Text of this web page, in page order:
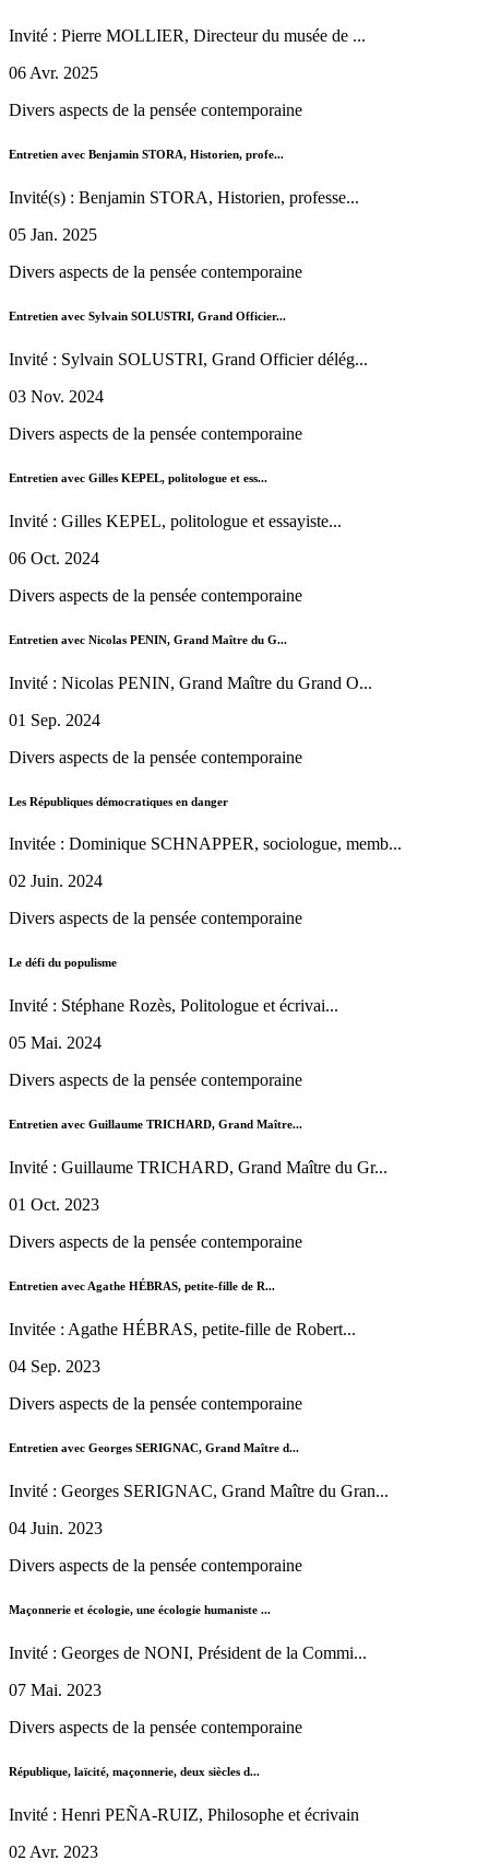
Invité : Pierre MOLLIER, Directeur du musée de ...
06 Avr. 2025
Divers aspects de la pensée contemporaine
Entretien avec Benjamin STORA, Historien, profe...
Invité(s) : Benjamin STORA, Historien, professe...
05 Jan. 2025
Divers aspects de la pensée contemporaine
Entretien avec Sylvain SOLUSTRI, Grand Officier...
Invité : Sylvain SOLUSTRI, Grand Officier délég...
03 Nov. 2024
Divers aspects de la pensée contemporaine
Entretien avec Gilles KEPEL, politologue et ess...
Invité : Gilles KEPEL, politologue et essayiste...
06 Oct. 2024
Divers aspects de la pensée contemporaine
Entretien avec Nicolas PENIN, Grand Maître du G...
Invité : Nicolas PENIN, Grand Maître du Grand O...
01 Sep. 2024
Divers aspects de la pensée contemporaine
Les Républiques démocratiques en danger
Invitée : Dominique SCHNAPPER, sociologue, memb...
02 Juin. 2024
Divers aspects de la pensée contemporaine
Le défi du populisme
Invité : Stéphane Rozès, Politologue et écrivai...
05 Mai. 2024
Divers aspects de la pensée contemporaine
Entretien avec Guillaume TRICHARD, Grand Maître...
Invité : Guillaume TRICHARD, Grand Maître du Gr...
01 Oct. 2023
Divers aspects de la pensée contemporaine
Entretien avec Agathe HÉBRAS, petite-fille de R...
Invitée : Agathe HÉBRAS, petite-fille de Robert...
04 Sep. 2023
Divers aspects de la pensée contemporaine
Entretien avec Georges SERIGNAC, Grand Maître d...
Invité : Georges SERIGNAC, Grand Maître du Gran...
04 Juin. 2023
Divers aspects de la pensée contemporaine
Maçonnerie et écologie, une écologie humaniste ...
Invité : Georges de NONI, Président de la Commi...
07 Mai. 2023
Divers aspects de la pensée contemporaine
République, laïcité, maçonnerie, deux siècles d...
Invité : Henri PEÑA-RUIZ, Philosophe et écrivain
02 Avr. 2023